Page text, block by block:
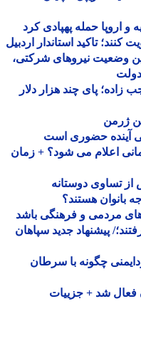
حمله پهپادی کرد
تاکید استاندار اردبیل
دولت 1405؛ آخرین وضعیت نیروهای شرکتی،
پای چند هزار دلار
حضوری است
دکتری 1405 چه زمانی اعلام می شود؟ + زمان
تساوی دوستانه
هستند؟
و فرهنگی باشد
پیشنهاد جدید سپاهان
چگونه با سرطان
شد + جزییات